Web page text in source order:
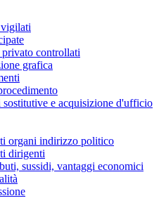
controllati
grafica
e acquisizione d'ufficio
organi indirizzo politico
dirigenti
sussidi, vantaggi economici